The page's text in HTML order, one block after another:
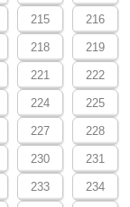
215 216
218 219
221 222
224 225
227 228
230 231
233 234